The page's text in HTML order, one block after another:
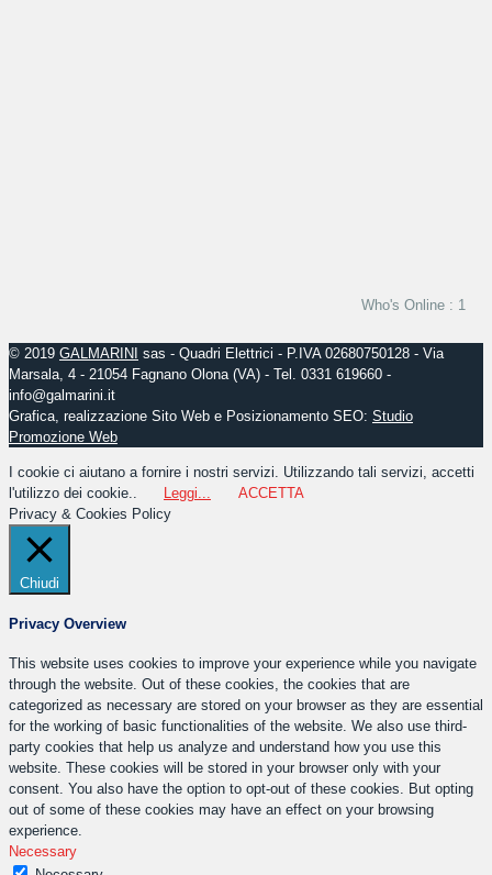
Who's Online : 1
© 2019 GALMARINI sas - Quadri Elettrici - P.IVA 02680750128 - Via
Marsala, 4 - 21054 Fagnano Olona (VA) - Tel. 0331 619660 -
info@galmarini.it
Grafica, realizzazione Sito Web e Posizionamento SEO: Studio
Promozione Web
I cookie ci aiutano a fornire i nostri servizi. Utilizzando tali servizi, accetti
l'utilizzo dei cookie..
Leggi...
ACCETTA
Privacy & Cookies Policy
Chiudi
Privacy Overview
This website uses cookies to improve your experience while you navigate
through the website. Out of these cookies, the cookies that are
categorized as necessary are stored on your browser as they are essential
for the working of basic functionalities of the website. We also use third-
party cookies that help us analyze and understand how you use this
website. These cookies will be stored in your browser only with your
consent. You also have the option to opt-out of these cookies. But opting
out of some of these cookies may have an effect on your browsing
experience.
Necessary